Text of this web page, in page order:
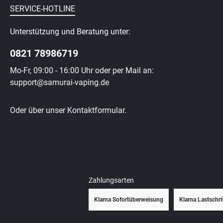
SERVICE-HOTLINE
Unterstützung und Beratung unter:
0821 78986719
Mo-Fr, 09:00 - 16:00 Uhr oder per Mail an:
support@samurai-vaping.de
Oder über unser Kontaktformular.
Zahlungsarten
Klarna Sofortüberweisung Klarna